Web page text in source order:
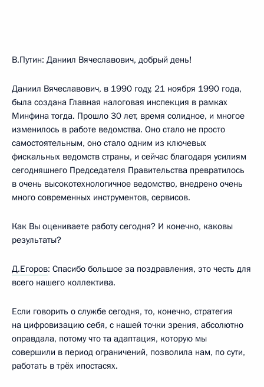
В.Путин: Даниил Вячеславович, добрый день!
Даниил Вячеславович, в 1990 году, 21 ноября 1990 года,
была создана Главная налоговая инспекция в рамках
Минфина тогда. Прошло 30 лет, время солидное, и многое
изменилось в работе ведомства. Оно стало не просто
самостоятельным, оно стало одним из ключевых
фискальных ведомств страны, и сейчас благодаря усилиям
сегодняшнего Председателя Правительства превратилось
в очень высокотехнологичное ведомство, внедрено очень
много современных инструментов, сервисов.
Как Вы оцениваете работу сегодня? И конечно, каковы
результаты?
Д.Егоров: Спасибо большое за поздравления, это честь для
всего нашего коллектива.
Если говорить о службе сегодня, то, конечно, стратегия
на цифровизацию себя, с нашей точки зрения, абсолютно
оправдала, потому что та адаптация, которую мы
совершили в период ограничений, позволила нам, по сути,
работать в трёх ипостасях.